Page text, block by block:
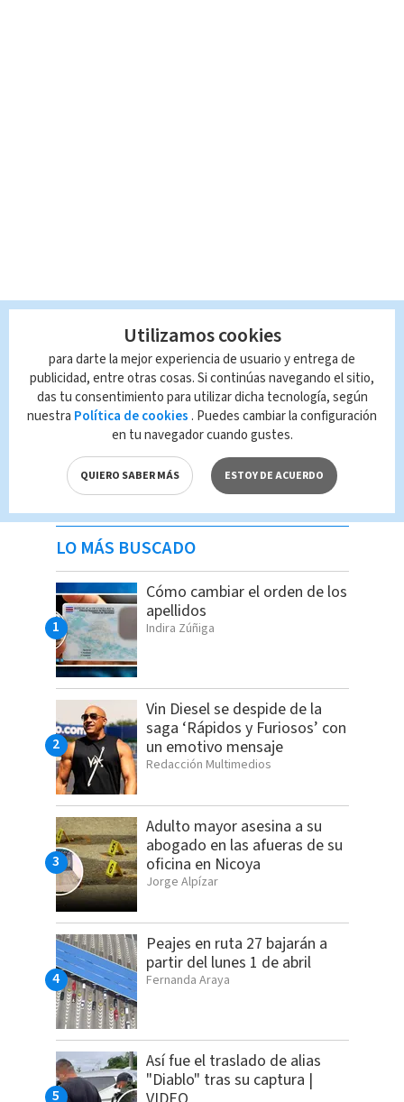
LO MÁS BUSCADO
Cómo cambiar el orden de los
apellidos
Indira Zúñiga
Vin Diesel se despide de la
saga ‘Rápidos y Furiosos’ con
un emotivo mensaje
Redacción Multimedios
Adulto mayor asesina a su
abogado en las afueras de su
oficina en Nicoya
Jorge Alpízar
Peajes en ruta 27 bajarán a
partir del lunes 1 de abril
Fernanda Araya
Así fue el traslado de alias
"Diablo" tras su captura |
Utilizamos cookies
para darte la mejor experiencia de usuario y entrega de
publicidad, entre otras cosas. Si continúas navegando el sitio,
das tu consentimiento para utilizar dicha tecnología, según
nuestra Política de cookies . Puedes cambiar la configuración
en tu navegador cuando gustes.
QUIERO SABER MÁS ESTOY DE ACUERDO